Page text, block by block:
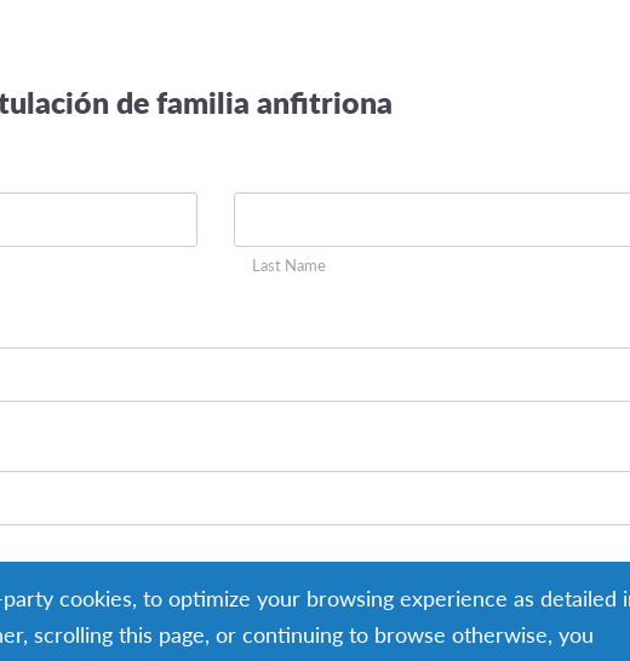
de familia anfitriona
Last Name
cookies, to optimize your browsing experience as detailed
scrolling this page, or continuing to browse otherwise, you